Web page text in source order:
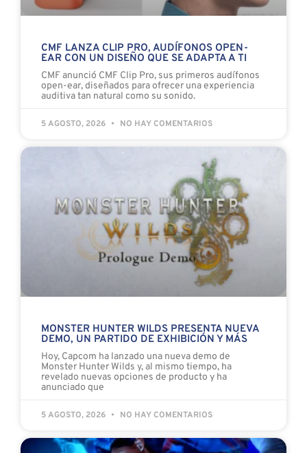
CMF LANZA CLIP PRO, AUDÍFONOS OPEN-
EAR CON UN DISEÑO QUE SE ADAPTA A TI
CMF anunció CMF Clip Pro, sus primeros audífonos
open-ear, diseñados para ofrecer una experiencia
auditiva tan natural como su sonido.
5 AGOSTO, 2026 NO HAY COMENTARIOS
MONSTER HUNTER WILDS PRESENTA NUEVA
DEMO, UN PARTIDO DE EXHIBICIÓN Y MÁS
Hoy, Capcom ha lanzado una nueva demo de
Monster Hunter Wilds y, al mismo tiempo, ha
revelado nuevas opciones de producto y ha
anunciado que
5 AGOSTO, 2026 NO HAY COMENTARIOS